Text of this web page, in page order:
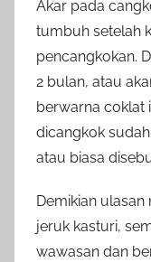
Akar pada
tumbuh setelah
pencangkokan.
2 bulan, atau
berwarna coklat
dicangkok
atau biasa
Demikian
jeruk kasturi,
wawasan dan